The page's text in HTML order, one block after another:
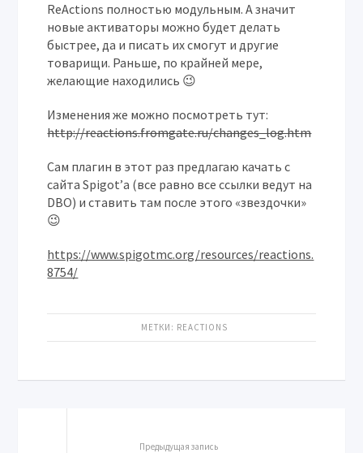
ReActions полностью модульным. А значит
новые активаторы можно будет делать
быстрее, да и писать их смогут и другие
товарищи. Раньше, по крайней мере,
желающие находились 😉
Изменения же можно посмотреть тут:
http://reactions.fromgate.ru/changes_log.htm
Сам плагин в этот раз предлагаю качать с
сайта Spigot’а (все равно все ссылки ведут на
DBO) и ставить там после этого «звездочки»
😉
https://www.spigotmc.org/resources/reactions.
8754/
МЕТКИ: REACTIONS
Предыдущая запись